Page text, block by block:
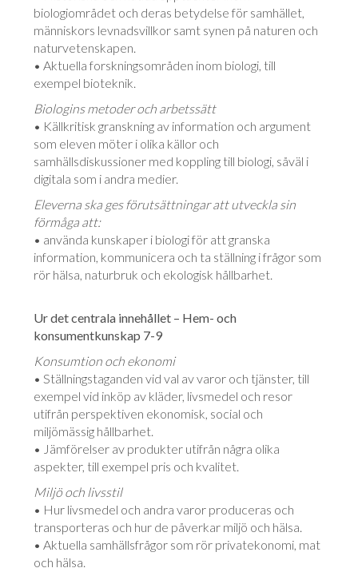
biologiområdet och deras betydelse för samhället,
människors levnadsvillkor samt synen på naturen och
naturvetenskapen.
• Aktuella forskningsområden inom biologi, till
exempel bioteknik.
Biologins metoder och arbetssätt
• Källkritisk granskning av information och argument
som eleven möter i olika källor och
samhällsdiskussioner med koppling till biologi, såväl i
digitala som i andra medier.
Eleverna ska ges förutsättningar att utveckla sin
förmåga att:
• använda kunskaper i biologi för att granska
information, kommunicera och ta ställning i frågor som
rör hälsa, naturbruk och ekologisk hållbarhet.
Ur det centrala innehållet – Hem- och
konsumentkunskap 7-9
Konsumtion och ekonomi
• Ställningstaganden vid val av varor och tjänster, till
exempel vid inköp av kläder, livsmedel och resor
utifrån perspektiven ekonomisk, social och
miljömässig hållbarhet.
• Jämförelser av produkter utifrån några olika
aspekter, till exempel pris och kvalitet.
Miljö och livsstil
• Hur livsmedel och andra varor produceras och
transporteras och hur de påverkar miljö och hälsa.
• Aktuella samhällsfrågor som rör privatekonomi, mat
och hälsa.